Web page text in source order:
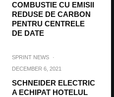
COMBUSTIE CU EMISII
REDUSE DE CARBON
PENTRU CENTRELE
DE DATE
SPRINT NEWS
·
DECEMBER 6, 2021
SCHNEIDER ELECTRIC
A ECHIPAT HOTELUL